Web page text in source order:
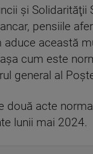
şi
pensiile
această
cum este
general al
două acte
lunii mai 2024.